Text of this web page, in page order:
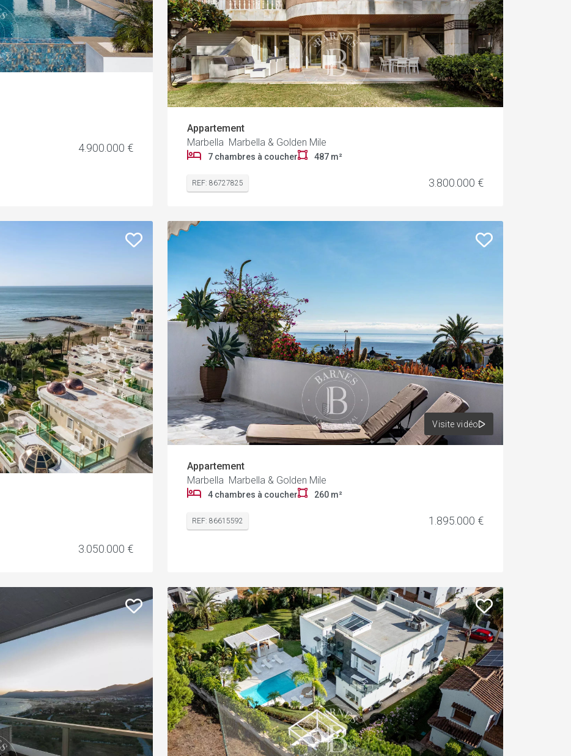
4.900.000 €
Appartement
Marbella Marbella & Golden Mile
7 chambres à coucher 487 m²
REF: 86727825 3.800.000 €
3.050.000 €
Visite vidéo
Appartement
Marbella Marbella & Golden Mile
4 chambres à coucher 260 m²
REF: 86615592 1.895.000 €